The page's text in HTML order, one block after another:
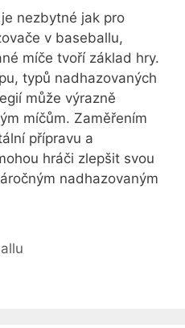
nezbytné jak pro
v baseballu,
míče tvoří základ hry.
typů nadhazovaných
může výrazně
míčům. Zaměřením
přípravu a
hráči zlepšit svou
nadhazovaným